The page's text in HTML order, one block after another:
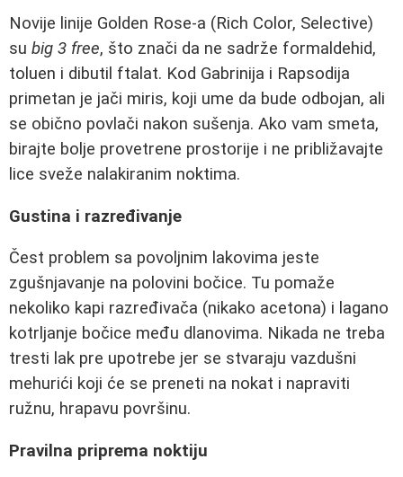
Novije linije Golden Rose-a (Rich Color, Selective)
su big 3 free, što znači da ne sadrže formaldehid,
toluen i dibutil ftalat. Kod Gabrinija i Rapsodija
primetan je jači miris, koji ume da bude odbojan, ali
se obično povlači nakon sušenja. Ako vam smeta,
birajte bolje provetrene prostorije i ne približavajte
lice sveže nalakiranim noktima.
Gustina i razređivanje
Čest problem sa povoljnim lakovima jeste
zgušnjavanje na polovini bočice. Tu pomaže
nekoliko kapi razređivača (nikako acetona) i lagano
kotrljanje bočice među dlanovima. Nikada ne treba
tresti lak pre upotrebe jer se stvaraju vazdušni
mehurići koji će se preneti na nokat i napraviti
ružnu, hrapavu površinu.
Pravilna priprema noktiju